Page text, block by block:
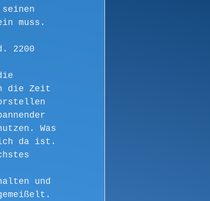
muss.
2200
die Zeit
Was
da ist.
und